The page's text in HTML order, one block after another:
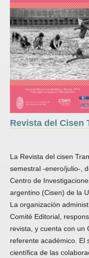
Revista del Cisen
La Revista del cisen
semestral -enero/julio-,
Centro de
argentino (Cisen) de la
La organización
Comité Editorial,
revista, y cuenta con un
referente académico. El
científica de las